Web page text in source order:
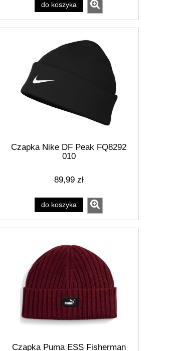
męska Ozoshi TSH01
granatowa OZ93786
53,10 zł
Cena regularna: 59,00 zł
Najniższa cena: 53,10 zł
do koszyka
do koszyka
Czapka Nike DF Peak FQ8292
010
89,99 zł
do koszyka
Czapka Puma ESS Fisherman